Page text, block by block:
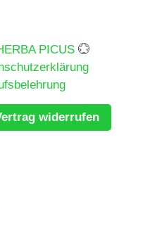
PICUS 💮
widerrufen